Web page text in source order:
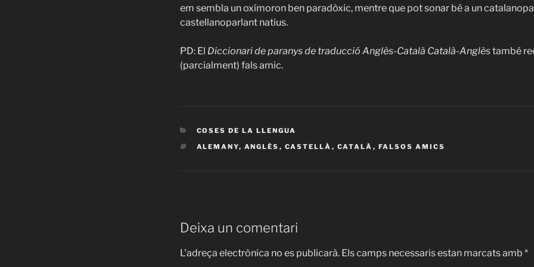
em sembla un oxímoron ben paradòxic, mentre que pot sonar bé a un
castellanoparlant natius.
PD: El Diccionari de paranys de traducció Anglès-Català Català-Anglèstambé
(parcialment) fals amic.
CATEGORIES
COSES DE LA LLENGUA
ETIQUETES
ALEMANY, ANGLÈS , CASTELLÀ , CATALÀ , FALSOS AMICS
Deixa un comentari
L'adreça electrònica no es publicarà. Els camps necessaris estan marcats amb *